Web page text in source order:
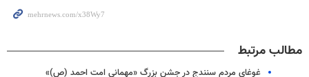
مطالب مرتبط
غوغای مردم سنندج در جشن بزرگ «مهمانی امت احمد (ص)»